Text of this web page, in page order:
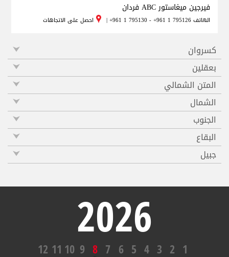
فيرجين ميغاستور ABC فردان
الهاتف+961 1 795130 - +961 1 795126
| احصل على الاتجاهات
كسروان
بعقلين
المتن الشمالي
الشمال
الجنوب
البقاع
جبيل
2026
1
2
3
4
5
6
7
8
9
10
11
12